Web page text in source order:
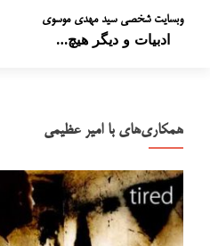
وبسایت شخصی سید مهدی موسوی
ادبیات و دیگر هیچ…
همکاری‌های با امیر عظیمی